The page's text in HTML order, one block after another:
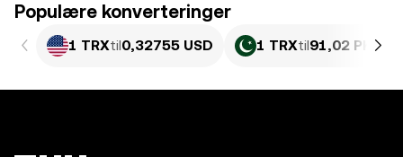
Populære konverteringer
1 TRXtil0,32755 USD 1 TRXtil91,02 PKR